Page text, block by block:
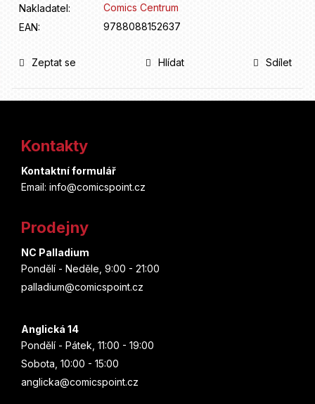
Nakladatel:
Comics Centrum
EAN: 9788088152637
Zeptat se Hlídat Sdílet
Kontakty
Kontaktní formulář
Email: info@comicspoint.cz
Prodejny
NC Palladium
Pondělí - Neděle, 9:00 - 21:00
palladium@comicspoint.cz
Anglická 14
Pondělí - Pátek, 11:00 - 19:00
Sobota, 10:00 - 15:00
anglicka@comicspoint.cz